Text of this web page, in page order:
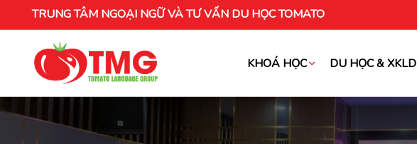
TRUNG TÂM NGOẠI NGỮ VÀ TƯ VẤN DU HỌC TOMATO
KHOÁ HỌC DU HỌC & XKLD